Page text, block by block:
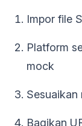
Impor file
Platform
mock
Sesuaikan
Bagikan